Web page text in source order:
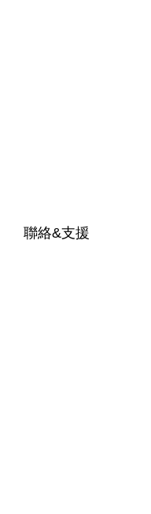
聯絡&支援